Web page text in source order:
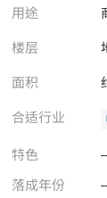
用途
楼层
面积
合适行业
特色
--
落成年份
--